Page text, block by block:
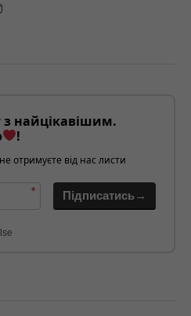
найцікавішим.
!
отримуєте від нас листи
* Підписатись→